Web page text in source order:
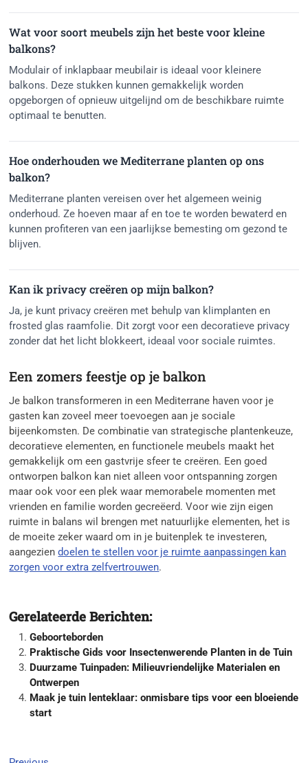
Wat voor soort meubels zijn het beste voor kleine
balkons?
Modulair of inklapbaar meubilair is ideaal voor kleinere
balkons. Deze stukken kunnen gemakkelijk worden
opgeborgen of opnieuw uitgelijnd om de beschikbare ruimte
optimaal te benutten.
Hoe onderhouden we Mediterrane planten op ons
balkon?
Mediterrane planten vereisen over het algemeen weinig
onderhoud. Ze hoeven maar af en toe te worden bewaterd en
kunnen profiteren van een jaarlijkse bemesting om gezond te
blijven.
Kan ik privacy creëren op mijn balkon?
Ja, je kunt privacy creëren met behulp van klimplanten en
frosted glas raamfolie. Dit zorgt voor een decoratieve privacy
zonder dat het licht blokkeert, ideaal voor sociale ruimtes.
Een zomers feestje op je balkon
Je balkon transformeren in een Mediterrane haven voor je
gasten kan zoveel meer toevoegen aan je sociale
bijeenkomsten. De combinatie van strategische plantenkeuze,
decoratieve elementen, en functionele meubels maakt het
gemakkelijk om een gastvrije sfeer te creëren. Een goed
ontworpen balkon kan niet alleen voor ontspanning zorgen
maar ook voor een plek waar memorabele momenten met
vrienden en familie worden gecreëerd. Voor wie zijn eigen
ruimte in balans wil brengen met natuurlijke elementen, het is
de moeite zeker waard om in je buitenplek te investeren,
aangeziendoelen te stellen voor je ruimte aanpassingen kan
zorgen voor extra zelfvertrouwen.
Gerelateerde Berichten:
Geboorteborden
Praktische Gids voor Insectenwerende Planten in de Tuin
Duurzame Tuinpaden: Milieuvriendelijke Materialen en
Ontwerpen
Maak je tuin lenteklaar: onmisbare tips voor een bloeiende
start